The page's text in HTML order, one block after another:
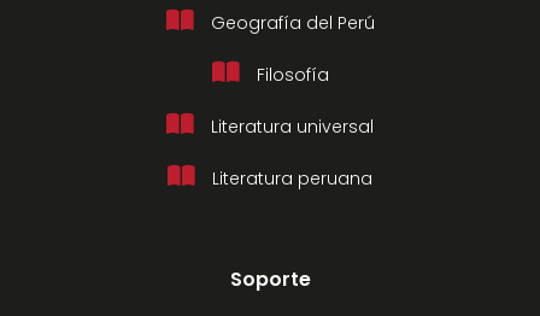
Geografía del Perú
Filosofía
Literatura universal
Literatura peruana
Soporte